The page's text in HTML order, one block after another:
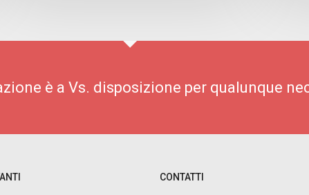
è a Vs. disposizione per qualunque
CONTATTI